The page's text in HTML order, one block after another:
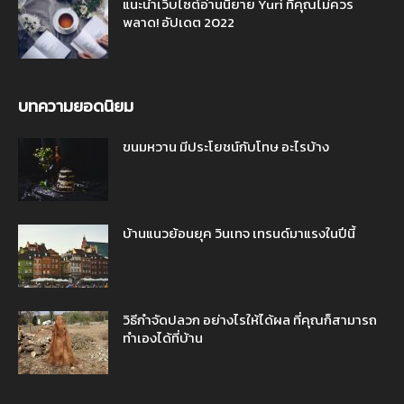
พลาด! อัปเดต 2022
บทความยอดนิยม
ขนมหวาน มีประโยชน์กับโทษ อะไรบ้าง
บ้านแนวย้อนยุค วินเทจ เทรนด์มาแรงในปีนี้
วิธีกำจัดปลวก อย่างไรให้ได้ผล ที่คุณก็สามารถ
ทำเองได้ที่บ้าน